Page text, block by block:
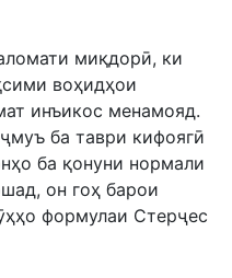
миқдорӣ, ки
воҳидҳои
инъикос менамояд.
ба таври кифоягӣ
ба қонуни нормали
он гоҳ барои
формулаи Стерҷес